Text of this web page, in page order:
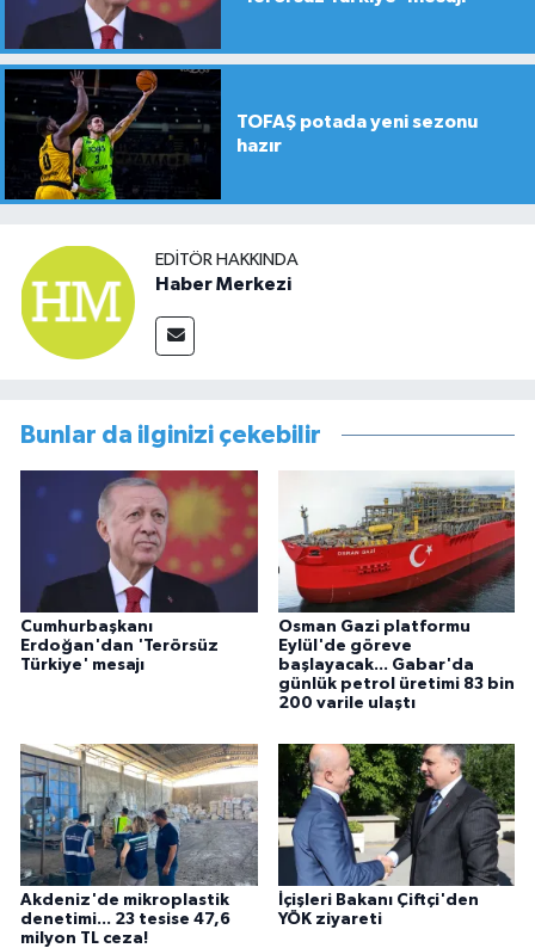
TOFAŞ potada yeni sezonu
hazır
EDITÖR HAKKINDA
Haber Merkezi
Bunlar da ilginizi çekebilir
Cumhurbaşkanı
Erdoğan'dan 'Terörsüz
Türkiye' mesajı
Osman Gazi platformu
Eylül'de göreve
başlayacak... Gabar'da
günlük petrol üretimi 83 bin
200 varile ulaştı
Akdeniz'de mikroplastik
denetimi... 23 tesise 47,6
milyon TL ceza!
İçişleri Bakanı Çiftçi'den
YÖK ziyareti